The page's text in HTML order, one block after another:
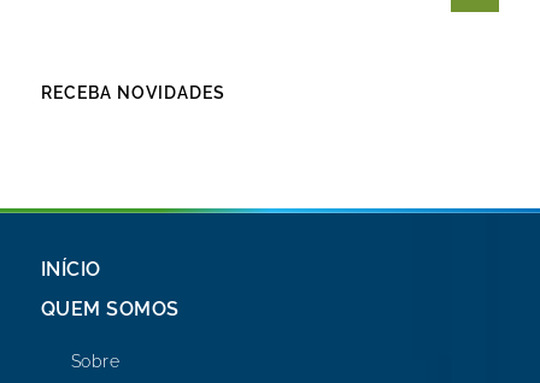
RECEBA NOVIDADES
INÍCIO
QUEM SOMOS
Sobre